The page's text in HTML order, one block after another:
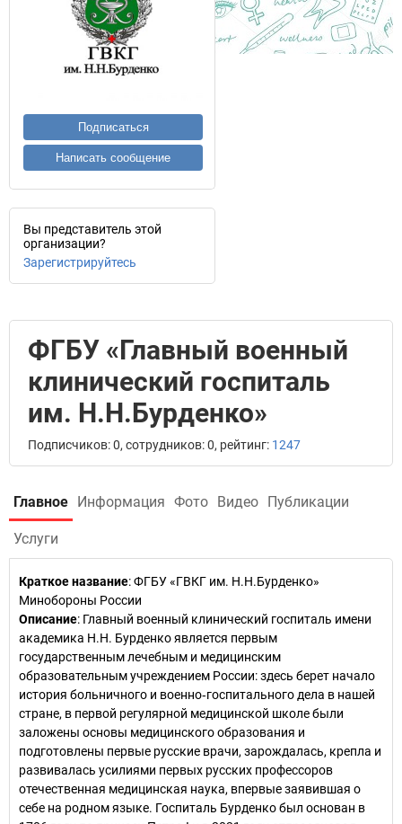
Подписаться
Написать сообщение
Вы представитель этой
организации?
Зарегистрируйтесь
ФГБУ «Главный военный
клинический госпиталь
им. Н.Н.Бурденко»
Подписчиков: 0, сотрудников: 0, рейтинг: 1247
Главное Информация Фото Видео Публикации
Услуги
Краткое название:ФГБУ «ГВКГ им. Н.Н.Бурденко»
Минобороны России
Описание: Главный военный клинический госпиталь имени
академика Н.Н. Бурденко является первым
государственным лечебным и медицинским
образовательным учреждением России: здесь берет начало
история больничного и военно‑госпитального дела в нашей
стране, в первой регулярной медицинской школе были
заложены основы медицинского образования и
подготовлены первые русские врачи, зарождалась, крепла и
развивалась усилиями первых русских профессоров
отечественная медицинская наука, впервые заявившая о
себе на родном языке. Госпиталь Бурденко был основан в